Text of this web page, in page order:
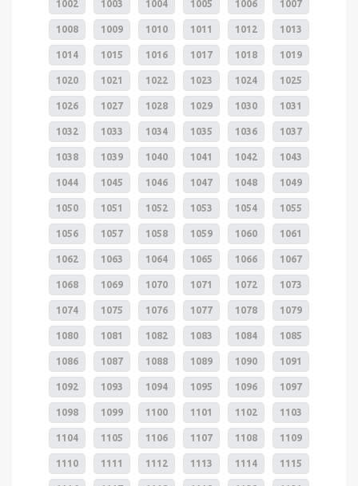
1002 1003 1004 1005 1006 1007
1008 1009 1010 1011 1012 1013
1014 1015 1016 1017 1018 1019
1020 1021 1022 1023 1024 1025
1026 1027 1028 1029 1030 1031
1032 1033 1034 1035 1036 1037
1038 1039 1040 1041 1042 1043
1044 1045 1046 1047 1048 1049
1050 1051 1052 1053 1054 1055
1056 1057 1058 1059 1060 1061
1062 1063 1064 1065 1066 1067
1068 1069 1070 1071 1072 1073
1074 1075 1076 1077 1078 1079
1080 1081 1082 1083 1084 1085
1086 1087 1088 1089 1090 1091
1092 1093 1094 1095 1096 1097
1098 1099 1100 1101 1102 1103
1104 1105 1106 1107 1108 1109
1110 1111 1112 1113 1114 1115